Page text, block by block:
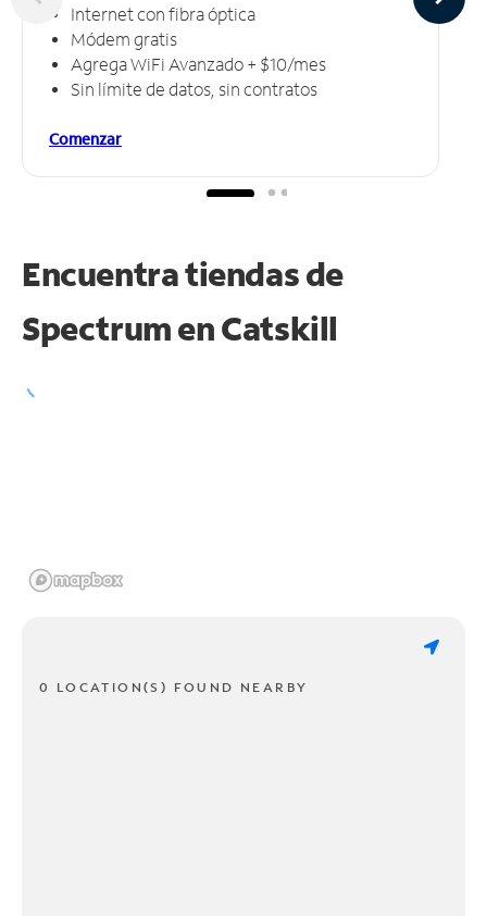
Internet con fibra óptica
Módem gratis
Agrega WiFi Avanzado + $10/mes
Sin límite de datos, sin contratos
Comenzar
Encuentra tiendas de
Spectrum enCatskill
0 LOCATION(S) FOUND NEARBY